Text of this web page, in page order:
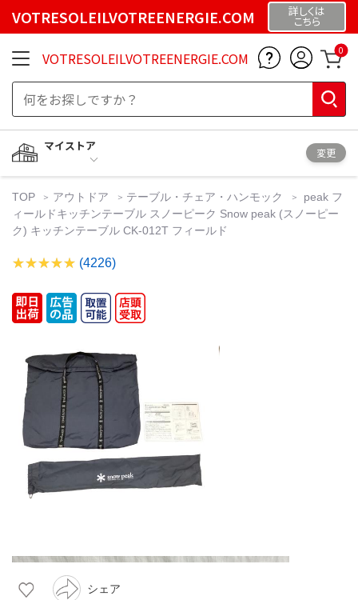
VOTRESOLEILVOTREENERGIE.COM 詳しくは
こちら
VOTRESOLEILVOTREENERGIE.COM 0
マイストア
変更
TOP アウトドア テーブル・チェア・ハンモック
peak フ
ィールドキッチンテーブル スノーピーク Snow peak (スノーピー
ク) キッチンテーブル CK-012T フィールド
(4226)
シェア